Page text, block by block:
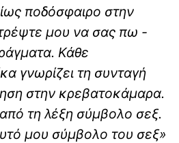
ποδόσφαιρο στην
μου να σας πω -
Κάθε
γνωρίζει τη συνταγή
στην κρεβατοκάμαρα.
τη λέξη σύμβολο σεξ.
μου σύμβολο του σεξ»